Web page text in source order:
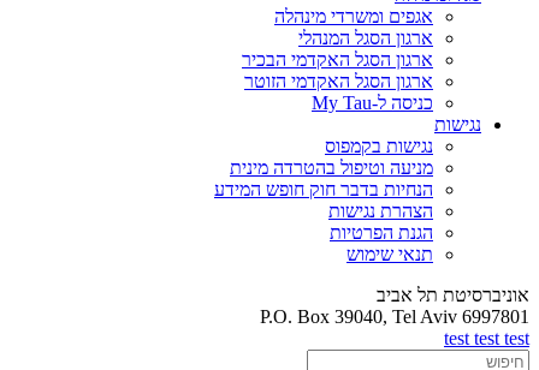
אגפים ומשרדי מינהלה
ארגון הסגל המנהלי
ארגון הסגל האקדמי הבכיר
ארגון הסגל האקדמי הזוטר
כניסה ל-My Tau
נגישות
נגישות בקמפוס
מניעה וטיפול בהטרדה מינית
הנחיות בדבר חוק חופש המידע
הצהרת נגישות
הגנת הפרטיות
תנאי שימוש
אוניברסיטת תל אביב
P.O. Box 39040, Tel Aviv 6997801
test test test